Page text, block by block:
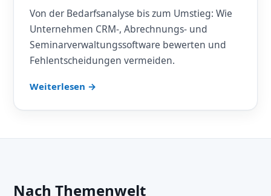
Von der Bedarfsanalyse bis zum Umstieg: Wie
Unternehmen CRM-, Abrechnungs- und
Seminarverwaltungssoftware bewerten und
Fehlentscheidungen vermeiden.
Weiterlesen →
Nach Themenwelt